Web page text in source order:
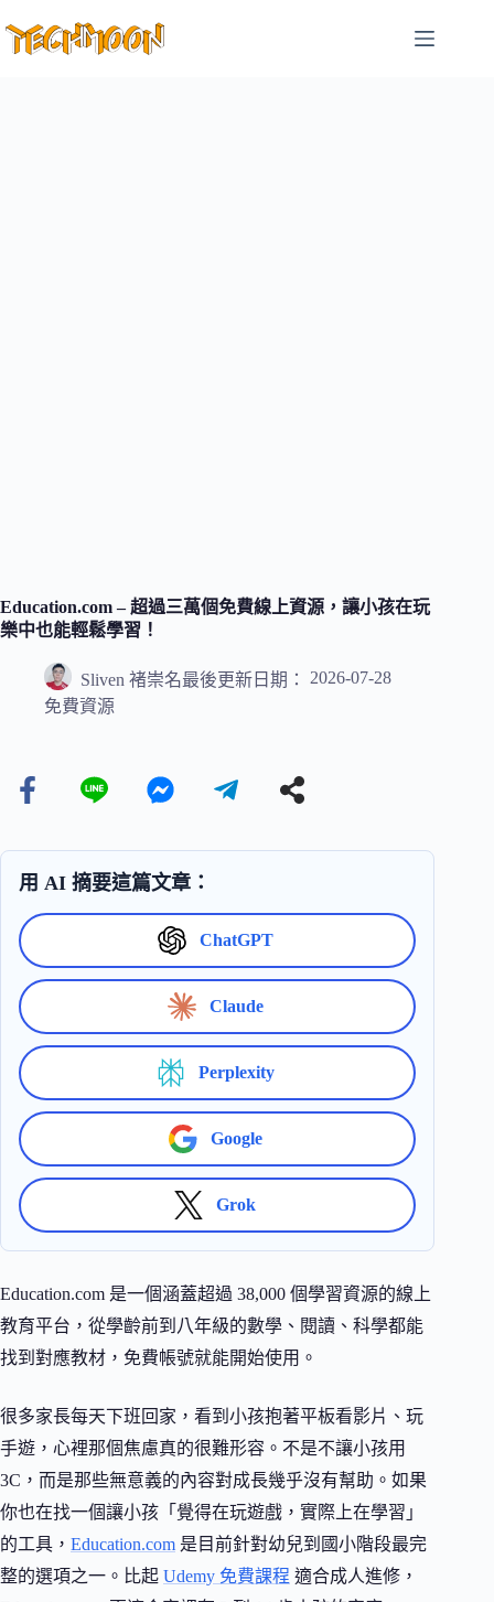
至
Education.com – 超過三萬個免費線上資源，讓小孩在玩
樂中也能輕鬆學習！
Sliven 褚崇名最後更新日期：
2026-07-28
免費資源
用 AI 摘要這篇文章：
ChatGPT
Claude
Perplexity
Google
Grok
Education.com 是一個涵蓋超過 38,000 個學習資源的線上
教育平台，從學齡前到八年級的數學、閱讀、科學都能
找到對應教材，免費帳號就能開始使用。
很多家長每天下班回家，看到小孩抱著平板看影片、玩
手遊，心裡那個焦慮真的很難形容。不是不讓小孩用
3C，而是那些無意義的內容對成長幾乎沒有幫助。如果
你也在找一個讓小孩「覺得在玩遊戲，實際上在學習」
的工具， Education.com 是目前針對幼兒到國小階段最完
整的選項之一。比起 Udemy 免費課程 適合成人進修，